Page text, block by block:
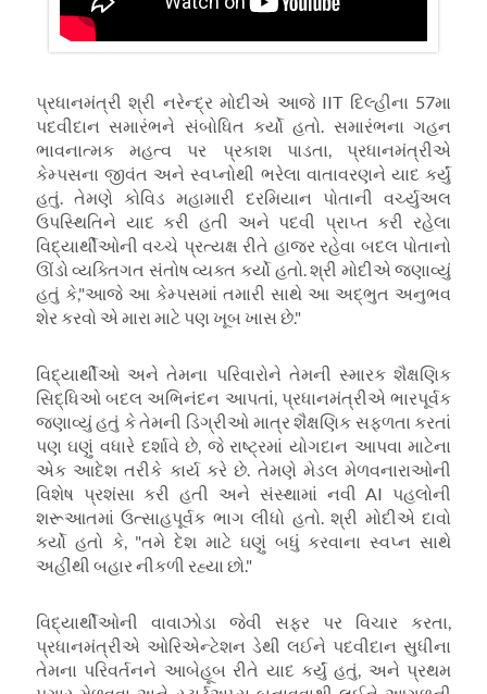
પ્રધાનમંત્રી શ્રી નરેન્દ્ર મોદીએ આજે IIT દિલ્હીના 57મા
પદવીદાન સમારંભને સંબોધિત કર્યો હતો. સમારંભના ગહન
ભાવનાત્મક મહત્વ પર પ્રકાશ પાડતા, પ્રધાનમંત્રીએ
કેમ્પસના જીવંત અને સ્વપ્નોથી ભરેલા વાતાવરણને યાદ કર્યું
હતું. તેમણે કોવિડ મહામારી દરમિયાન પોતાની વર્ચ્યુઅલ
ઉપસ્થિતિને યાદ કરી હતી અને પદવી પ્રાપ્ત કરી રહેલા
વિદ્યાર્થીઓની વચ્ચે પ્રત્યક્ષ રીતે હાજર રહેવા બદલ પોતાનો
ઊંડો વ્યક્તિગત સંતોષ વ્યક્ત કર્યો હતો. શ્રી મોદીએ જણાવ્યું
હતું કે,"આજે આ કેમ્પસમાં તમારી સાથે આ અદ્ભુત અનુભવ
શેર કરવો એ મારા માટે પણ ખૂબ ખાસ છે."
વિદ્યાર્થીઓ અને તેમના પરિવારોને તેમની સ્મારક શૈક્ષણિક
સિદ્ધિઓ બદલ અભિનંદન આપતાં, પ્રધાનમંત્રીએ ભારપૂર્વક
જણાવ્યું હતું કે તેમની ડિગ્રીઓ માત્ર શૈક્ષણિક સફળતા કરતાં
પણ ઘણું વધારે દર્શાવે છે, જે રાષ્ટ્રમાં યોગદાન આપવા માટેના
એક આદેશ તરીકે કાર્ય કરે છે. તેમણે મેડલ મેળવનારાઓની
વિશેષ પ્રશંસા કરી હતી અને સંસ્થામાં નવી AI પહલોની
શરૂઆતમાં ઉત્સાહપૂર્વક ભાગ લીધો હતો. શ્રી મોદીએ દાવો
કર્યો હતો કે, "તમે દેશ માટે ઘણું બધું કરવાના સ્વપ્ન સાથે
અહીંથી બહાર નીકળી રહ્યા છો."
વિદ્યાર્થીઓની વાવાઝોડા જેવી સફર પર વિચાર કરતા,
પ્રધાનમંત્રીએ ઓરિએન્ટેશન ડેથી લઈને પદવીદાન સુધીના
તેમના પરિવર્તનને આબેહૂબ રીતે યાદ કર્યું હતું, અને પ્રથમ